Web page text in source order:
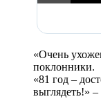
«Очень
поклонники.
«81 год –
выглядеть!»